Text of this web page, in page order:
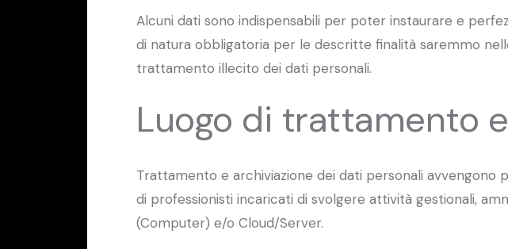
Alcuni dati sono indispensabili per poter instaurare e
di natura obbligatoria per le descritte finalità saremmo
trattamento illecito dei dati personali.
Luogo di trattamento
Trattamento e archiviazione dei dati personali avvengono
di professionisti incaricati di svolgere attività gestionali,
(Computer) e/o Cloud/Server.